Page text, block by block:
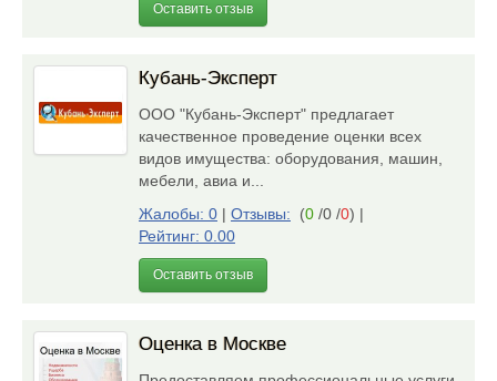
Оставить отзыв
Кубань-Эксперт
ООО "Кубань-Эксперт" предлагает
качественное проведение оценки всех
видов имущества: оборудования, машин,
мебели, авиа и...
Жалобы: 0 | Отзывы: (0 /0 /0) |
Рейтинг: 0.00
Оставить отзыв
Оценка в Москве